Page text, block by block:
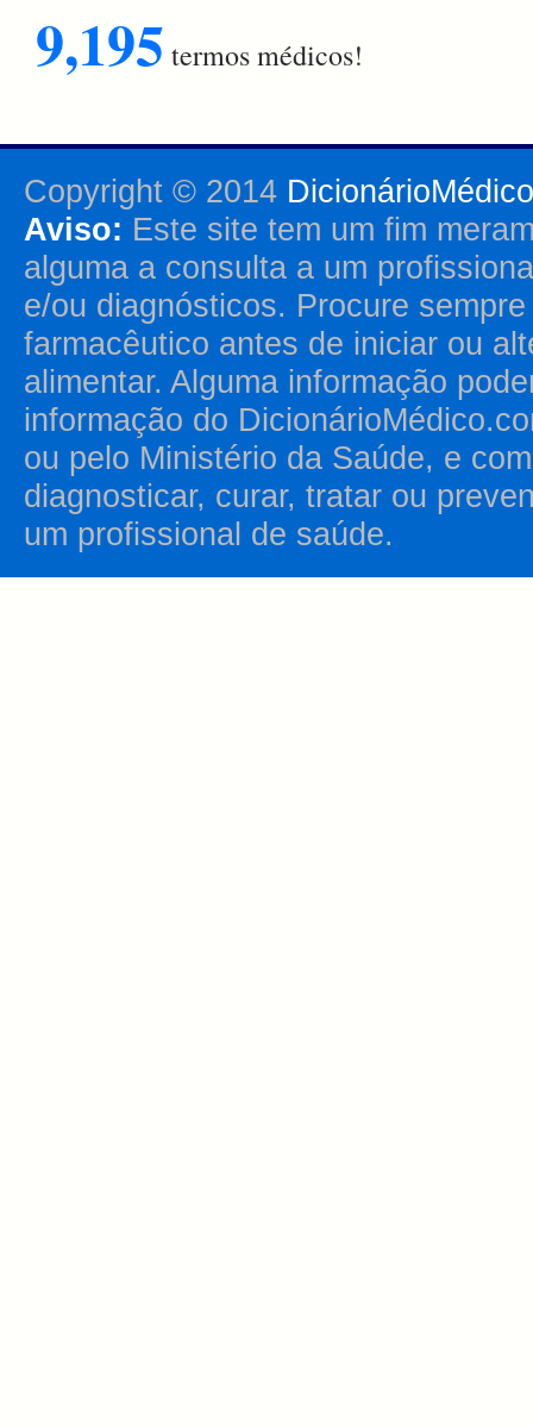
9,195 termos médicos!
Copyright © 2014
Aviso: Este site tem um fim
alguma a consulta a um
e/ou diagnósticos. Procure
farmacêutico antes de iniciar ou
alimentar. Alguma informação
informação do
ou pelo Ministério da Saúde, e
diagnosticar, curar, tratar ou
um profissional de saúde.